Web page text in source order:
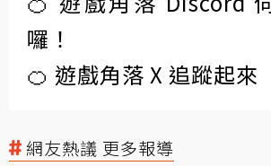
囉！
🍊 遊戲角落 X 追蹤起來
網友熱議 更多報導